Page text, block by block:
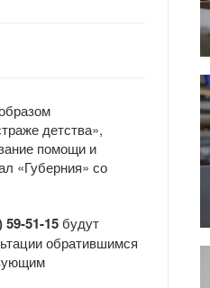
детства»,
помощи и
«Губерния» со
59-51-15 будут
обратившимся